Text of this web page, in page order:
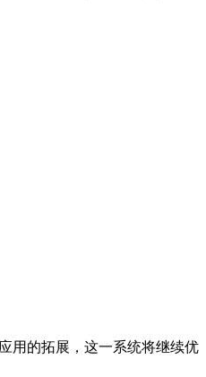
用的拓展，这一系统将继续优